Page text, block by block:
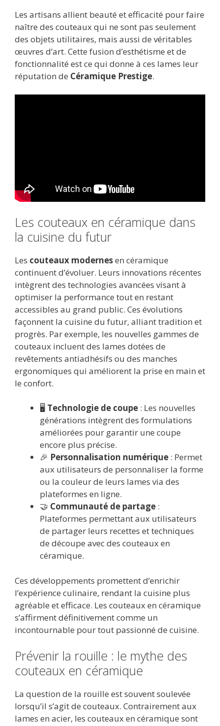
Les artisans allient beauté et efficacité pour faire
naître des couteaux qui ne sont pas seulement
des objets utilitaires, mais aussi de véritables
œuvres d’art. Cette fusion d’esthétisme et de
fonctionnalité est ce qui donne à ces lames leur
réputation de Céramique Prestige.
Les couteaux en céramique dans
la cuisine du futur
Les couteaux modernesen céramique
continuent d’évoluer. Leurs innovations récentes
intègrent des technologies avancées visant à
optimiser la performance tout en restant
accessibles au grand public. Ces évolutions
façonnent la cuisine du futur, alliant tradition et
progrès. Par exemple, les nouvelles gammes de
couteaux incluent des lames dotées de
revêtements antiadhésifs ou des manches
ergonomiques qui améliorent la prise en main et
le confort.
🖥️ Technologie de coupe : Les nouvelles
générations intègrent des formulations
améliorées pour garantir une coupe
encore plus précise.
🎉 Personnalisation numérique : Permet
aux utilisateurs de personnaliser la forme
ou la couleur de leurs lames via des
plateformes en ligne.
🤝 Communauté de partage :
Plateformes permettant aux utilisateurs
de partager leurs recettes et techniques
de découpe avec des couteaux en
céramique.
Ces développements promettent d’enrichir
l’expérience culinaire, rendant la cuisine plus
agréable et efficace. Les couteaux en céramique
s’affirment définitivement comme un
incontournable pour tout passionné de cuisine.
Prévenir la rouille : le mythe des
couteaux en céramique
La question de la rouille est souvent soulevée
lorsqu’il s’agit de couteaux. Contrairement aux
lames en acier, les couteaux en céramique sont